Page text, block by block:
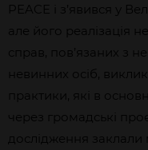
PEACE і з’явився у
але його реалізація
справ, пов’язаних з
невинних осіб,
практики, які в
через громадські
дослідження заклали